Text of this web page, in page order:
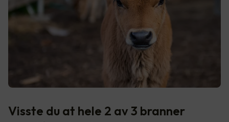
Visste du at hele 2 av 3 branner